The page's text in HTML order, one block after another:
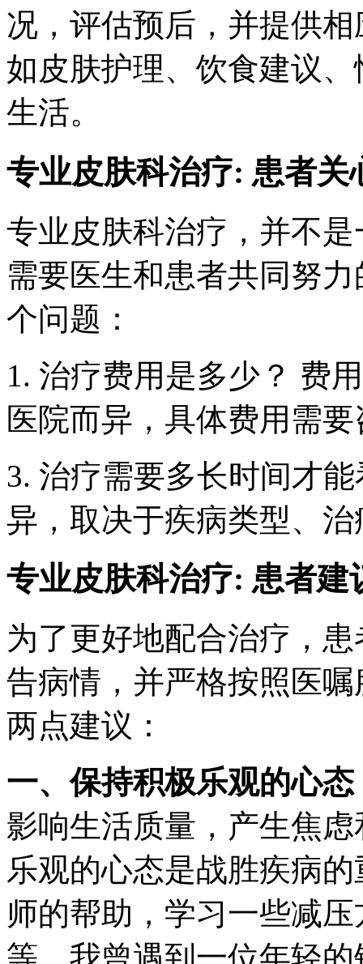
况，评估预后，并提供
如皮肤护理、饮食建议
生活。
专业皮肤科治疗: 患者关
专业皮肤科治疗，并不
需要医生和患者共同努
个问题：
1. 治疗费用是多少？ 费
医院而异，具体费用需
3. 治疗需要多长时间才
异，取决于疾病类型、
专业皮肤科治疗: 患者建
为了更好地配合治疗，
告病情，并严格按照医
两点建议：
一、保持积极乐观的心态
影响生活质量，产生焦
乐观的心态是战胜疾病
师的帮助，学习一些减